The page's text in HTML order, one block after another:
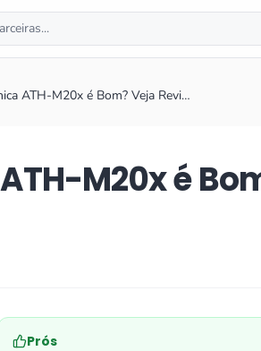
ATH-M20x é Bom? Veja Revi…
M20x é
Prós